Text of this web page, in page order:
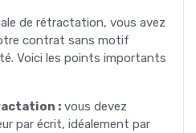
de rétractation, vous avez
contrat sans motif
Voici les points importants
: vous devez
par écrit, idéalement par